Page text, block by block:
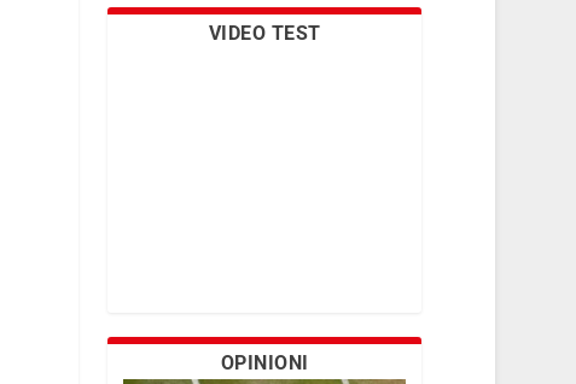
VIDEO TEST
OPINIONI